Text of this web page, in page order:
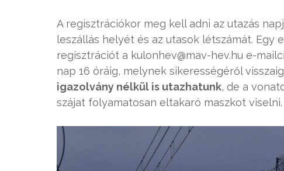
A regisztrációkor meg kell adni az utazás
leszállás helyét és az utasok létszámát. Egy
regisztrációt a kulonhev@mav-hev.hu e-
nap 16 óráig, melynek sikerességéről
igazolvány nélkül is utazhatunk, de a
szájat folyamatosan eltakaró maszkot viselni.